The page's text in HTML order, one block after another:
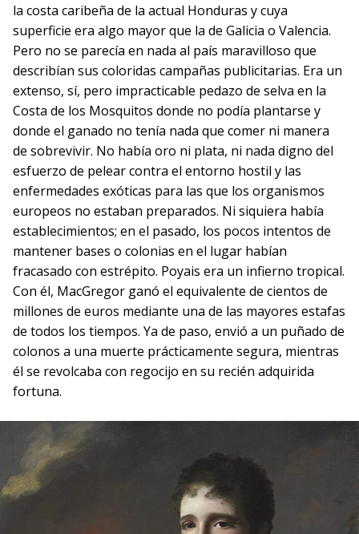
la costa caribeña de la actual Honduras y cuya
superficie era algo mayor que la de Galicia o Valencia.
Pero no se parecía en nada al país maravilloso que
describían sus coloridas campañas publicitarias. Era un
extenso, sí, pero impracticable pedazo de selva en la
Costa de los Mosquitos donde no podía plantarse y
donde el ganado no tenía nada que comer ni manera
de sobrevivir. No había oro ni plata, ni nada digno del
esfuerzo de pelear contra el entorno hostil y las
enfermedades exóticas para las que los organismos
europeos no estaban preparados. Ni siquiera había
establecimientos; en el pasado, los pocos intentos de
mantener bases o colonias en el lugar habían
fracasado con estrépito. Poyais era un infierno tropical.
Con él, MacGregor ganó el equivalente de cientos de
millones de euros mediante una de las mayores estafas
de todos los tiempos. Ya de paso, envió a un puñado de
colonos a una muerte prácticamente segura, mientras
él se revolcaba con regocijo en su recién adquirida
fortuna.